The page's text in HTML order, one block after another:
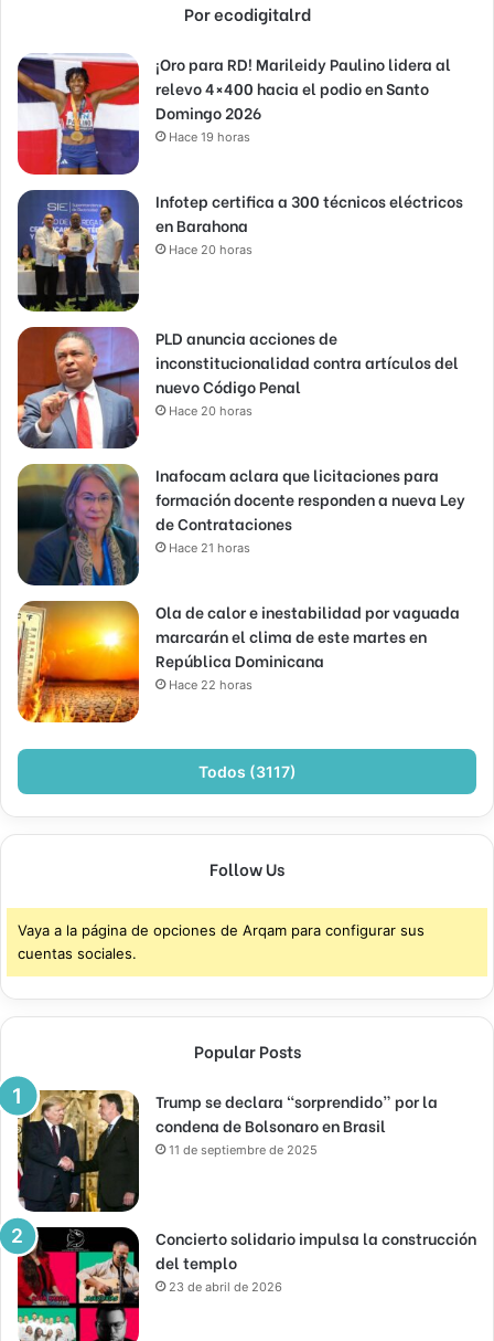
Por ecodigitalrd
¡Oro para RD! Marileidy Paulino lidera al
relevo 4×400 hacia el podio en Santo
Domingo 2026
Hace 19 horas
Infotep certifica a 300 técnicos eléctricos
en Barahona
Hace 20 horas
PLD anuncia acciones de
inconstitucionalidad contra artículos del
nuevo Código Penal
Hace 20 horas
Inafocam aclara que licitaciones para
formación docente responden a nueva Ley
de Contrataciones
Hace 21 horas
Ola de calor e inestabilidad por vaguada
marcarán el clima de este martes en
República Dominicana
Hace 22 horas
Todos (3117)
Follow Us
Vaya a la página de opciones de Arqam para configurar sus
cuentas sociales.
Popular Posts
Trump se declara “sorprendido” por la
condena de Bolsonaro en Brasil
11 de septiembre de 2025
Concierto solidario impulsa la construcción
del templo
23 de abril de 2026